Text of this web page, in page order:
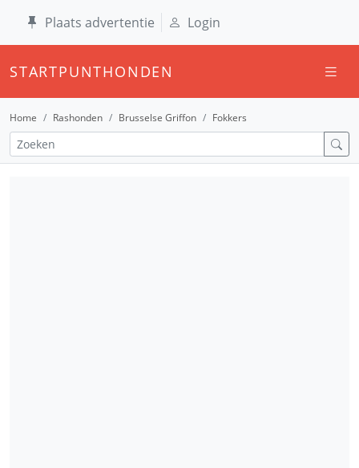
Plaats advertentie Login
STARTPUNTHONDEN
Home Rashonden Brusselse Griffon Fokkers